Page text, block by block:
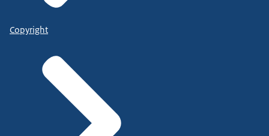
Copyright